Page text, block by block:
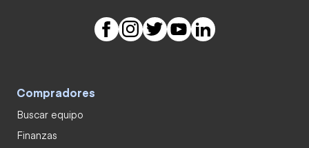
Compradores
Buscar equipo
Finanzas